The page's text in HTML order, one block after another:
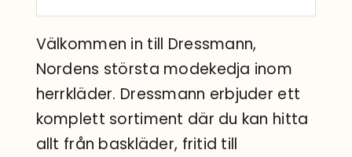
Välkommen in till Dressmann,
Nordens största modekedja inom
herrkläder. Dressmann erbjuder ett
komplett sortiment där du kan hitta
allt från baskläder, fritid till